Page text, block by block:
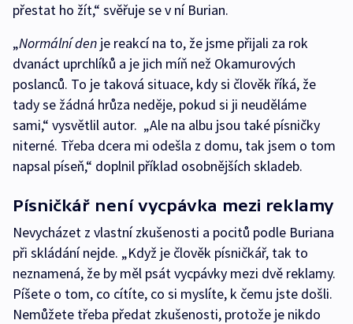
přestat ho žít,“ svěřuje se v ní Burian.
„Normální den je reakcí na to, že jsme přijali za rok
dvanáct uprchlíků a je jich míň než Okamurových
poslanců. To je taková situace, kdy si člověk říká, že
tady se žádná hrůza neděje, pokud si ji neuděláme
sami,“ vysvětlil autor. „Ale na albu jsou také písničky
niterné. Třeba dcera mi odešla z domu, tak jsem o tom
napsal píseň,“ doplnil příklad osobnějších skladeb.
Písničkář není vycpávka mezi reklamy
Nevycházet z vlastní zkušenosti a pocitů podle Buriana
při skládání nejde. „Když je člověk písničkář, tak to
neznamená, že by měl psát vycpávky mezi dvě reklamy.
Píšete o tom, co cítíte, co si myslíte, k čemu jste došli.
Nemůžete třeba předat zkušenosti, protože je nikdo